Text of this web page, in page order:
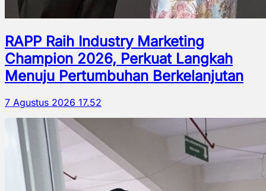
RAPP Raih Industry Marketing
Champion 2026, Perkuat Langkah
Menuju Pertumbuhan Berkelanjutan
7 Agustus 2026 17.52